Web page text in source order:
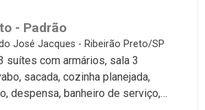
- Padrão
José Jacques - Ribeirão Preto/SP
suítes com armários, sala 3
sacada, cozinha planejada,
despensa, banheiro de serviço,